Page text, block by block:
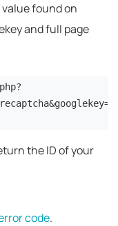
found on
and full page
the ID of your
code.